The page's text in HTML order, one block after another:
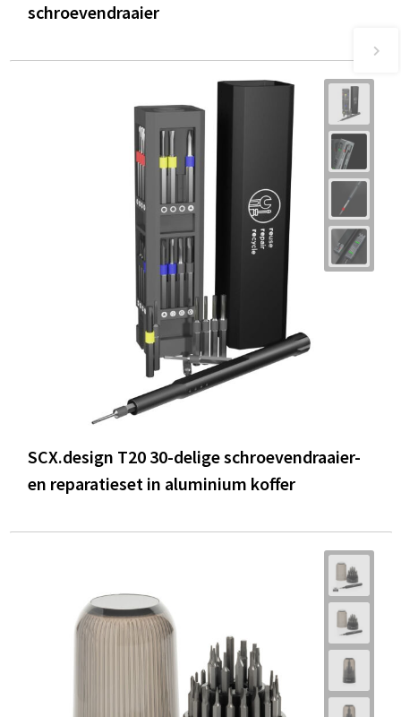
schroevendraaier
SCX.design T20 30-delige schroevendraaier-
en reparatieset in aluminium koffer